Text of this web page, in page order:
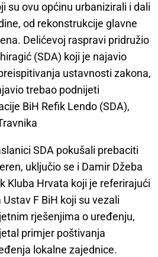
su ovu općinu urbanizirali i dali
od rekonstrukcije glavne
Delićevoj raspravi pridružio
(SDA) koji je najavio
ustavnosti zakona,
trebao podnijeti
BiH Refik Lendo (SDA),
SDA pokušali prebaciti
uključio se i Damir Džeba
Kluba Hrvata koji je referirajući
F BiH koji su vezali
rješenjima o uređenju,
primjer poštivanja
lokalne zajednice.